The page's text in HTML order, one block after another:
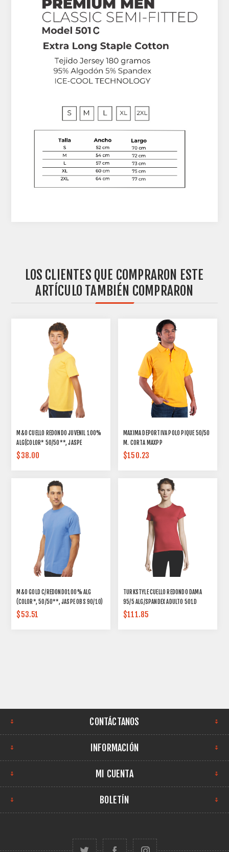
LOS CLIENTES QUE COMPRARON ESTE
ARTÍCULO TAMBIÉN COMPRARON
M&O CUELLO REDONDO JUVENIL 100%
ALG(COLOR* 50/50**, JASPE
90/10)4850
$38.00
MAXIMA DEPORTIVA POLO PIQUE 50/50
M. CORTA MAXPP
$150.23
M&O GOLD C/REDONDO100% ALG
(COLOR*, 50/50**, JASPE OBS 90/10)
4800
$53.51
TURKSTYLE CUELLO REDONDO DAMA
95/5 ALG/SPANDEX ADULTO 501D
$111.85
CONTÁCTANOS
INFORMACIÓN
MI CUENTA
BOLETÍN